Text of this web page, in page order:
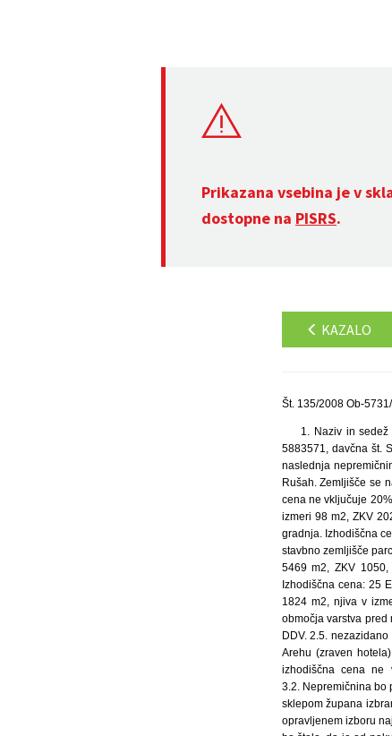
Prikazana vsebina je v
dostopne na PISRS.
KAZALO
Št. 135/2008 Ob-
1. Naziv in
5883571, davčna št.
naslednja
Rušah. Zemljišče se
cena ne vključuje
izmeri 98 m2, ZKV
gradnja. Izhodiščna
stavbno zemljišče
5469 m2, ZKV
Izhodiščna cena: 25
1824 m2, njiva v
območja varstva
DDV. 2.5.
Arehu (zraven
izhodiščna cena ne
3.2. Nepremičnina bo
sklepom župana
opravljenem izboru